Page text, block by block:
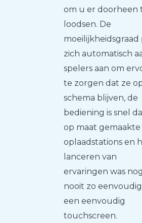
om u er doorheen
loodsen. De
moeilijkheidsgraad
zich automatisch
spelers aan om
te zorgen dat ze
schema blijven, de
bediening is snel
op maat gemaakte
oplaadstations en
lanceren van
ervaringen was nog
nooit zo eenvoudig
een eenvoudig
touchscreen.